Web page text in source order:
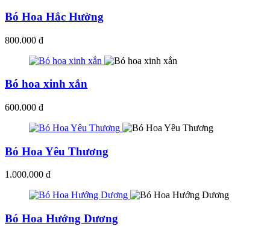
Bó Hoa Hắc Hường
800.000 đ
Bó hoa xinh xắn
600.000 đ
Bó Hoa Yêu Thương
1.000.000 đ
Bó Hoa Hướng Dương